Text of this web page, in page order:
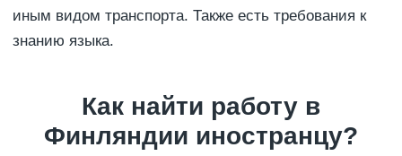
иным видом транспорта. Также есть требования к
знанию языка.
Как найти работу в
Финляндии иностранцу?